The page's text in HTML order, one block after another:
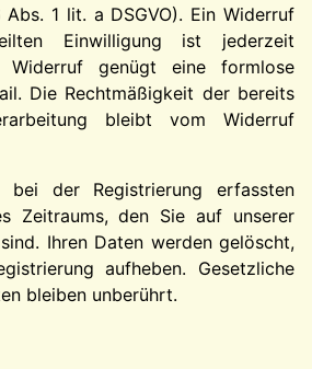
1 lit. a DSGVO). Ein Widerruf
Einwilligung ist jederzeit
genügt eine formlose
Die Rechtmäßigkeit der bereits
bleibt vom Widerruf
der Registrierung erfassten
Zeitraums, den Sie auf unserer
Ihren Daten werden gelöscht,
aufheben. Gesetzliche
bleiben unberührt.